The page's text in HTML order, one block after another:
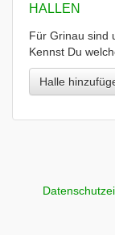
HALLEN
Für Grinau sind
Kennst Du
Halle